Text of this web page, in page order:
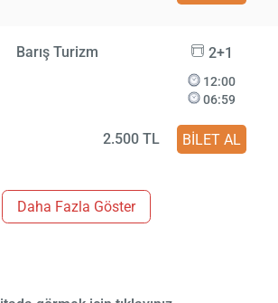
Barış Turizm 2+1
12:00
06:59
2.500 TL BİLET AL
Daha Fazla Göster